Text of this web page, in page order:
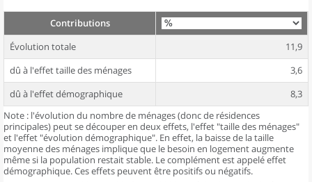
Contributions
Évolution totale
11,9
dû à l'effet taille des ménages
3,6
dû à l'effet démographique
8,3
Note : l'évolution du nombre de ménages (donc de résidences
principales) peut se découper en deux effets, l'effet "taille des ménages"
et l'effet "évolution démographique". En effet, la baisse de la taille
moyenne des ménages implique que le besoin en logement augmente
même si la population restait stable. Le complément est appelé effet
démographique. Ces effets peuvent être positifs ou négatifs.